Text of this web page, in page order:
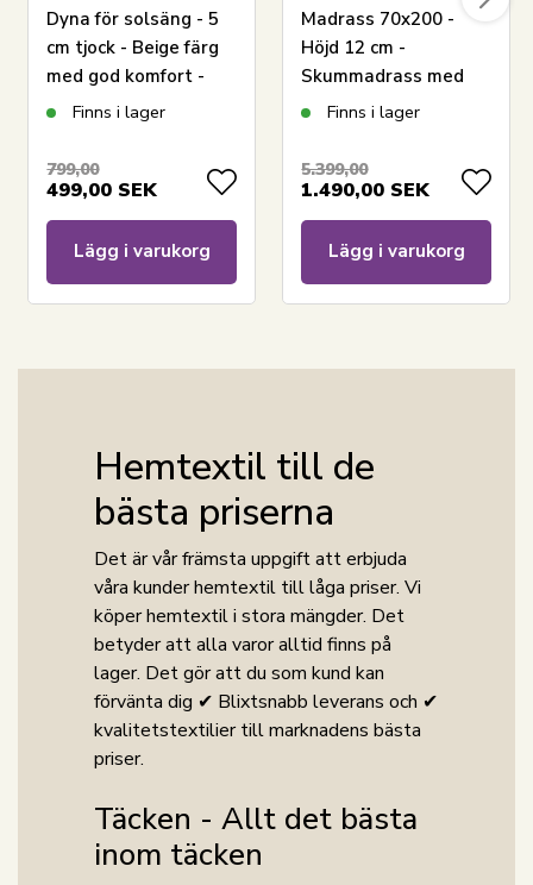
Dyna för solsäng - 5
cm tjock - Beige färg
med god komfort -
Passar på solvagn
Finns i lager
799,00
499,00 SEK
Lägg i varukorg
Madrass 70x200 -
Höjd 12 cm -
Skummadrass med
tryckavlastande
Premium By Borg
Finns i lager
5.399,00
1.490,00 SEK
Lägg i varukorg
Hemtextil till de
bästa priserna
Det är vår främsta uppgift att erbjuda
våra kunder hemtextil till låga priser. Vi
köper hemtextil i stora mängder. Det
betyder att alla varor alltid finns på
lager. Det gör att du som kund kan
förvänta dig ✔ Blixtsnabb leverans och ✔
kvalitetstextilier till marknadens bästa
priser.
Täcken - Allt det bästa
inom täcken